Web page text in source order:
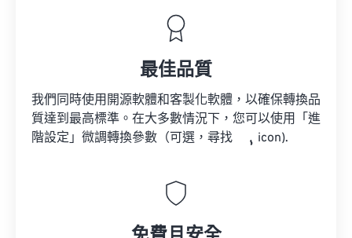
最佳品質
我們同時使用開源軟體和客製化軟體，以確保轉換品
質達到最高標準。在大多數情況下，您可以使用「進
階設定」微調轉換參數（可選，尋找
icon).